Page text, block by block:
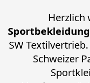
SW
Schweizer